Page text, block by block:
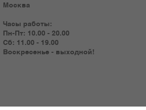
Москва
Часы работы:
Пн-Пт: 10.00 - 20.00
Сб: 11.00 - 19.00
Воскресенье - выходной!